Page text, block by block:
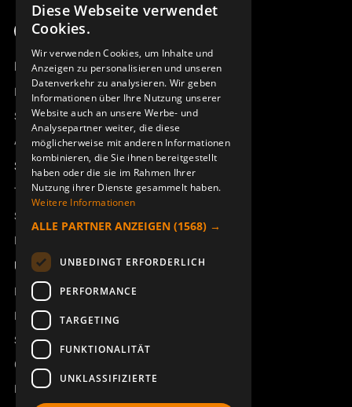
Produktübersicht
Remotus
Sesam
Access_Ctrl
Support
Technischer Support
Service buchen
Handbücher und Videoanleitungen
Über Åkerströms
Kontakt
Neuigkeiten
Sicherheit und Richtlinien
Geschäftsbedingungen
REACH
SWEDISH
DEUTSCH
Diese Webseite verwendet
Cookies.
Wir verwenden Cookies, um Inhalte und
Anzeigen zu personalisieren und unseren
Datenverkehr zu analysieren. Wir geben
Informationen über Ihre Nutzung unserer
Website auch an unsere Werbe- und
Analysepartner weiter, die diese
möglicherweise mit anderen Informationen
kombinieren, die Sie ihnen bereitgestellt
haben oder die sie im Rahmen Ihrer
Nutzung ihrer Dienste gesammelt haben.
Weitere Informationen
ALLE PARTNER ANZEIGEN (1568) →
UNBEDINGT ERFORDERLICH
PERFORMANCE
TARGETING
FUNKTIONALITÄT
UNKLASSIFIZIERTE